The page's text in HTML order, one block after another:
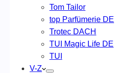
Tom Tailor
top Parfümerie DE
Trotec DACH
TUI Magic Life DE
TUI
V-Z